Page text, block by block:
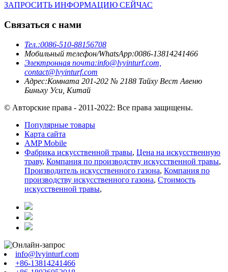
ЗАПРОСИТЬ ИНФОРМАЦИЮ СЕЙЧАС
Связаться с нами
Тел.:0086-510-88156708
Мобильный телефон/WhatsApp:0086-13814241466
Электронная почта:info@lvyinturf.com,
contact@lvyinturf.com
Адрес:Комната 201-202 № 2188 Тайху Вест Авеню
Биньху Уси, Китай
© Авторские права - 2011-2022: Все права защищены.
Популярные товары
Карта сайта
AMP Mobile
Фабрика искусственной травы, Цена на искусственную
траву, Компания по производству искусственной травы,
Производитель искусственного газона, Компания по
производству искусственного газона, Стоимость
искусственной травы,
info@lvyinturf.com
+86-13814241466